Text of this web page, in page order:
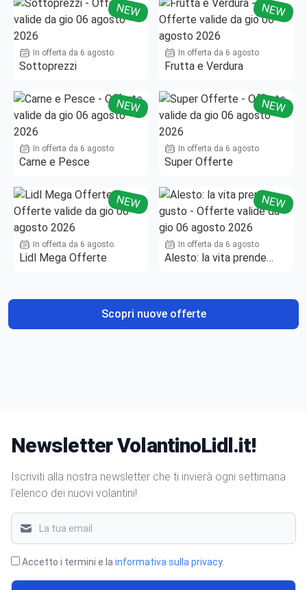
NEW
In offerta da 6 agosto
Sottoprezzi
NEW
In offerta da 6 agosto
Frutta e Verdura
NEW
In offerta da 6 agosto
Carne e Pesce
NEW
In offerta da 6 agosto
Super Offerte
NEW
In offerta da 6 agosto
Lidl Mega Offerte
NEW
In offerta da 6 agosto
Alesto: la vita prende
Scopri nuove offerte
Newsletter VolantinoLidl.it!
Iscriviti alla nostra newsletter che ti invierà ogni settimana
l'elenco dei nuovi volantini!
Accetto i termini e lainformativa sulla privacy.